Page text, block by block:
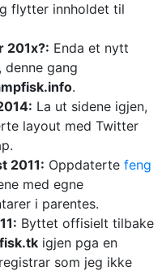
flytter innholdet til
201x?: Enda et nytt
denne gang
.
La ut sidene igjen,
layout med Twitter
2011: Oppdaterte feng
med egne
i parentes.
Byttet offisielt tilbake
igjen pga en
som jeg ikke